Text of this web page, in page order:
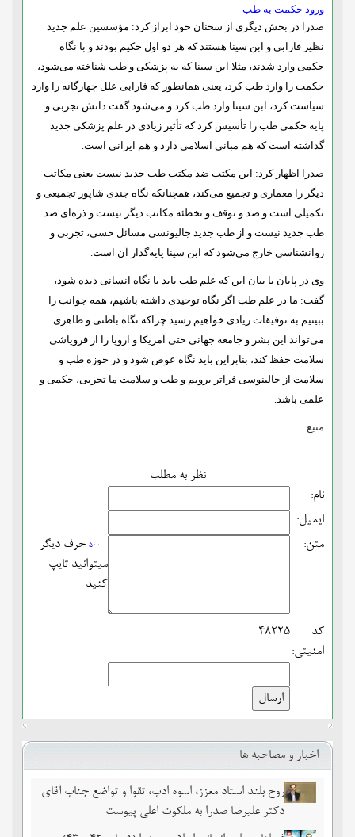
ورود حکمت به طب
صدرا در بخش دیگری از سخنان خود ابراز کرد: مؤسسین علم جدید
نظیر فارابی و ابن سینا هستند که هر دو اول حکیم بودند و با نگاه
حکمی وارد شدند، مثلا ابن سینا که به پزشکی و طب شناخته می‌شود،
حکمت را وارد طب کرد، یعنی همانطور که فارابی علل چهارگانه را وارد
سیاست کرد، ابن سینا وارد طب کرد و می‌شود گفت دانش تجربی و
پایه حکمی طب را تأسیس کرد که تأثیر زیادی در علم پزشکی جدید
گذاشته است که هم مبانی اسلامی دارد و هم ایرانی است.
صدرا اظهار کرد: این مکتب ضد مکتب طب جدید نیست یعنی مکاتب
دیگر را معماری و تجمیع می‌کند، همچنانکه نگاه جندی شاپور تجمیعی و
تکمیلی است و ضد و توقف و تخطئه مکاتب دیگر نیست و ذره‌ای ضد
طب جدید نیست و از طب جدید جالیونسی مسائل حسی، تجربی و
روانشناسی خارج می‌شود که ابن سینا پایه‌گذار آن است.
وی در پایان با بیان این که علم طب باید با نگاه انسانی دیده شود،
گفت: ما در علم طب اگر نگاه توحیدی داشته باشیم، همه جوانب را
ببینیم به توفیقات زیادی خواهیم رسید چراکه نگاه باطنی و ظاهری
می‌تواند این بشر و جامعه جهانی حتی آمریکا و اروپا را از فروپاشی
سلامت حفظ ‌کند، بنابراین باید نگاه عوض شود و در حوزه طب و
سلامت از جالینوسی فراتر برویم و طب و سلامت ما تجربی، حکمی و
علمی باشد.
منبع
نظر به مطلب
نام:
ایمیل:
متن:
500 حرف دیگر
میتوانید تایپ
کنید
کد
امنیتی:
48225
اخبار و مصاحبه ها
روح بلند استاد معزز، اسوه ادب، تقوا و تواضع جناب آقای
دکتر علیرضا صدرا به ملکوت اعلی پیوست